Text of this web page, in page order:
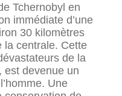
Tchernobyl en
immédiate d’une
30 kilomètres
la centrale. Cette
de la
est devenue un
Une